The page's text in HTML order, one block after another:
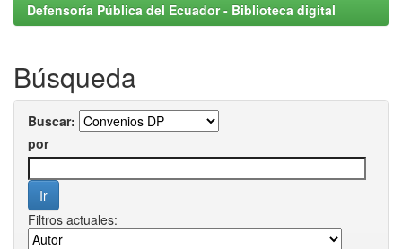
Defensoría Pública del Ecuador - Biblioteca digital
Búsqueda
Buscar:
por
Filtros actuales: